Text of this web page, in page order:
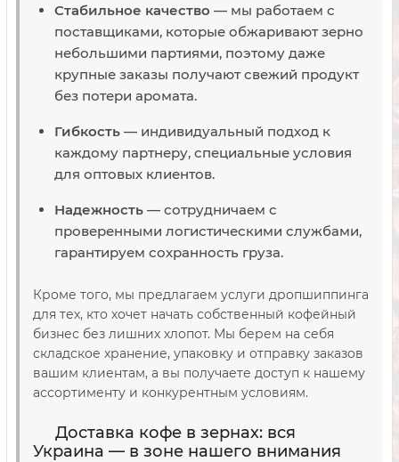
Стабильное качество — мы работаем с
поставщиками, которые обжаривают зерно
небольшими партиями, поэтому даже
крупные заказы получают свежий продукт
без потери аромата.
Гибкость — индивидуальный подход к
каждому партнеру, специальные условия
для оптовых клиентов.
Надежность — сотрудничаем с
проверенными логистическими службами,
гарантируем сохранность груза.
Кроме того, мы предлагаем услуги дропшиппинга
для тех, кто хочет начать собственный кофейный
бизнес без лишних хлопот. Мы берем на себя
складское хранение, упаковку и отправку заказов
вашим клиентам, а вы получаете доступ к нашему
ассортименту и конкурентным условиям.
Доставка кофе в зернах: вся
Украина — в зоне нашего внимания